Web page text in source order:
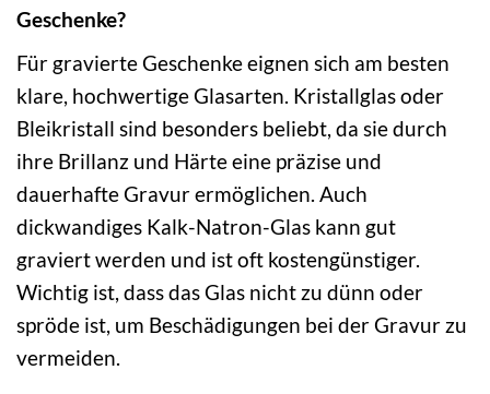
Geschenke?
Für gravierte Geschenke eignen sich am besten
klare, hochwertige Glasarten. Kristallglas oder
Bleikristall sind besonders beliebt, da sie durch
ihre Brillanz und Härte eine präzise und
dauerhafte Gravur ermöglichen. Auch
dickwandiges Kalk-Natron-Glas kann gut
graviert werden und ist oft kostengünstiger.
Wichtig ist, dass das Glas nicht zu dünn oder
spröde ist, um Beschädigungen bei der Gravur zu
vermeiden.